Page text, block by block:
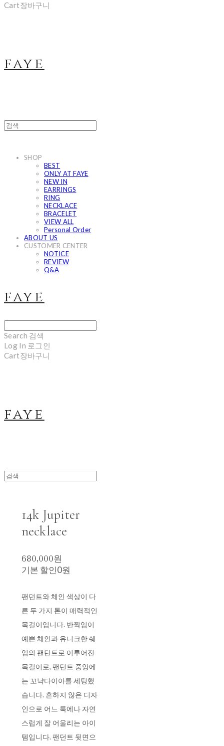
Cart장바구니
faye
SHOP
BEST
ONLY AT FAYE
NEW IN
EARRINGS
RING
NECKLACE
BRACELET
VIEW ALL
Personal Order
ABOUT US
CUSTOMER CENTER
NOTICE
REVIEW
Q&A
faye
Search 검색
Log In 로그인
Cart장바구니
faye
14k Jupiter
necklace
680,000원
기본 할인0원
팬던트와 체인 색상이 다
른 두 가지 톤이 매력적인
목걸이입니다. 반짝임이
예쁜 체인과 유니크한 쉐
입의 팬던트로 이루어진
목걸이로, 팬던트 중앙에
는 꼬냑다이아를 세팅했
습니다. 흔하지 않은 디자
인으로 어느 룩에나 자연
스럽게 잘 어울리는 아이
템입니다. 팬던트 뒷면으